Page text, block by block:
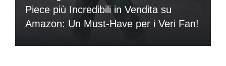
Piece più Incredibili in Vendita su
Amazon: Un Must-Have per i Veri Fan!